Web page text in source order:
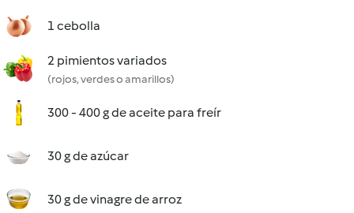
1 cebolla
2 pimientos variados
(rojos, verdes o amarillos)
300 - 400 g de aceite para freír
30 g de azúcar
30 g de vinagre de arroz